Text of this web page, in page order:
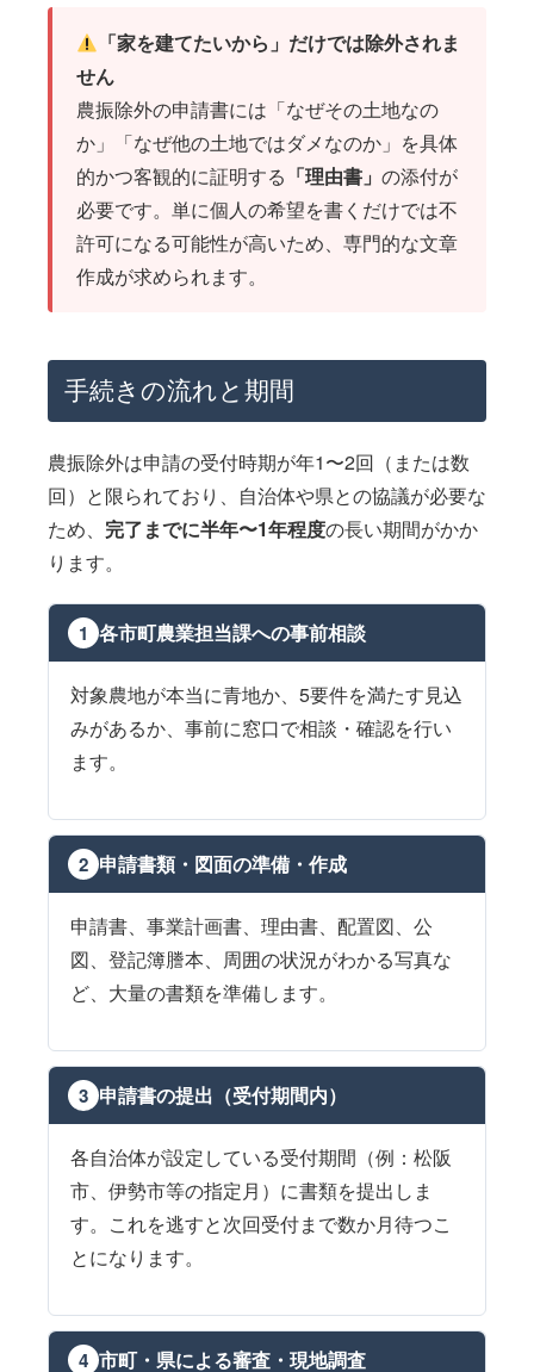
「家を建てたいから」だけでは除外されま
せん
農振除外の申請書には「なぜその土地なの
か」「なぜ他の土地ではダメなのか」を具体
的かつ客観的に証明する 「理由書」 の添付が
必要です。単に個人の希望を書くだけでは不
許可になる可能性が高いため、専門的な文章
作成が求められます。
手続きの流れと期間
農振除外は申請の受付時期が年1〜2回（または数
回）と限られており、自治体や県との協議が必要な
ため、 完了までに半年〜1年程度の長い期間がかか
ります。
1 各市町農業担当課への事前相談
対象農地が本当に青地か、5要件を満たす見込
みがあるか、事前に窓口で相談・確認を行い
ます。
2 申請書類・図面の準備・作成
申請書、事業計画書、理由書、配置図、公
図、登記簿謄本、周囲の状況がわかる写真な
ど、大量の書類を準備します。
3 申請書の提出（受付期間内）
各自治体が設定している受付期間（例：松阪
市、伊勢市等の指定月）に書類を提出しま
す。これを逃すと次回受付まで数か月待つこ
とになります。
4 市町・県による審査・現地調査